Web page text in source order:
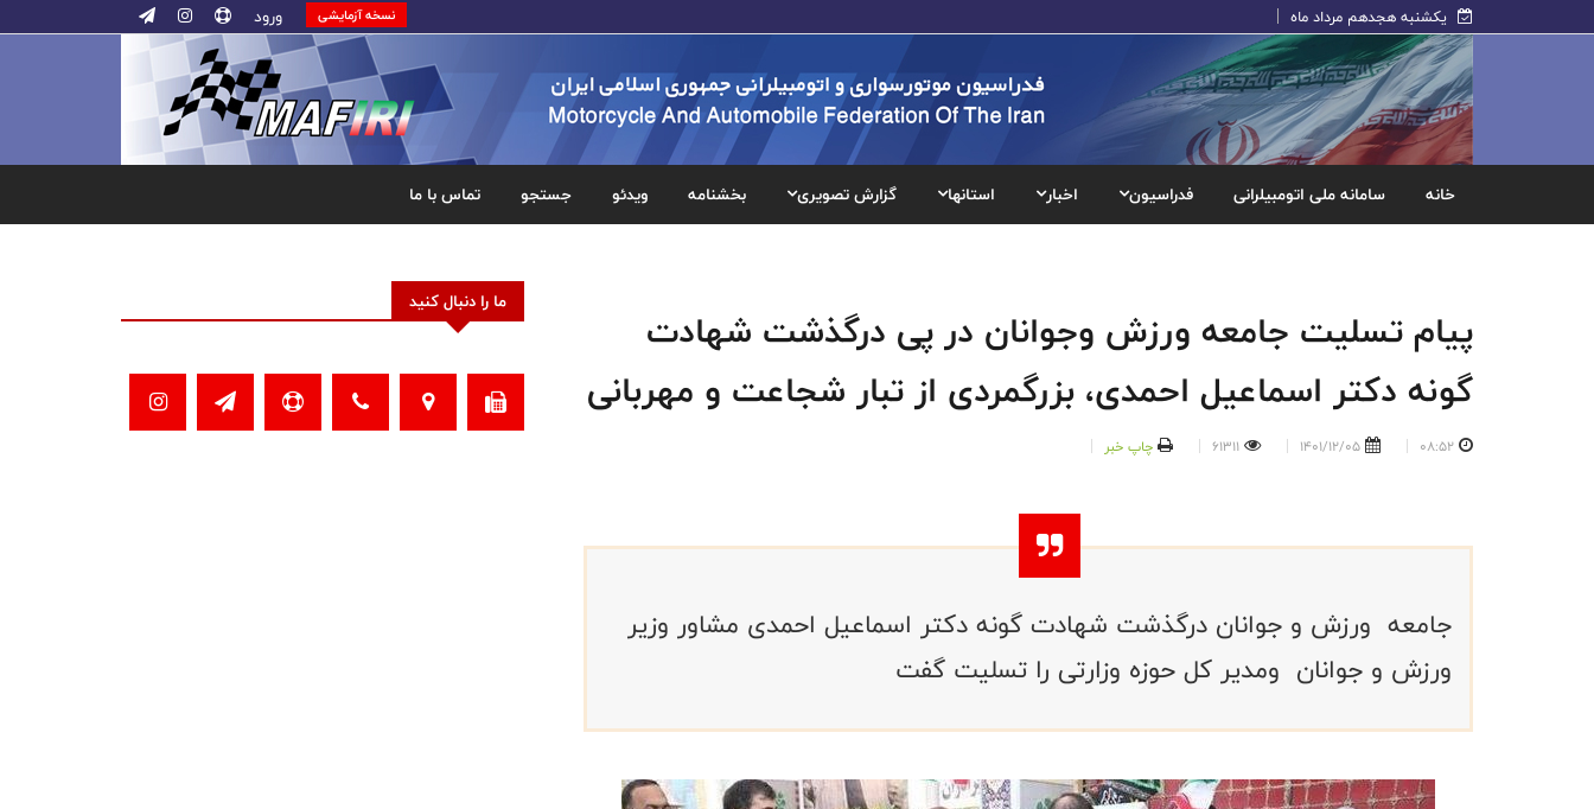
یکشنبه هجدهم مرداد ماه نسخه آزمایشی ورود
خانه سامانه ملی اتومبیلرانی فدراسیون اخبار استانها گزارش تصویری بخشنامه ویدئو جستجو تماس با ما
پیام تسلیت جامعه ورزش و‌جوانان در پی درگذشت شهادت
گونه دکتر اسماعیل احمدی، بزرگمردی از تبار شجاعت و مهربانی
08:52
1401/12/05
61311 چاپ خبر
جامعه ورزش و جوانان درگذشت شهادت گونه دکتر اسماعیل احمدی مشاور وزیر
ورزش و جوانان ومدیر کل حوزه وزارتی را تسلیت گفت
ما را دنبال کنید